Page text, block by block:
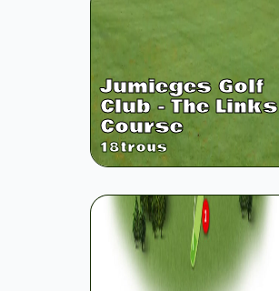
Jumieges Golf
Club - The Links
Course
18trous